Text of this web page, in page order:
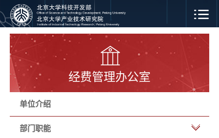
经费管理办公室
单位介绍
部门职能